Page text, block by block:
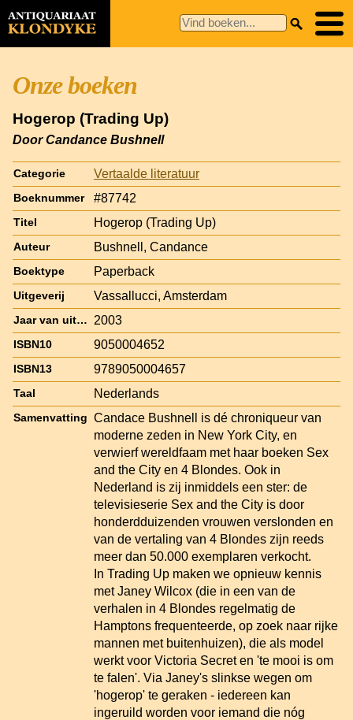
Onze boeken
Hogerop (Trading Up)
Door Candance Bushnell
Categorie Vertaalde literatuur
Boeknummer #87742
Titel Hogerop (Trading Up)
Auteur Bushnell, Candance
Boektype Paperback
Uitgeverij Vassallucci, Amsterdam
Jaar van uitgave 2003
ISBN10 9050004652
ISBN13 9789050004657
Taal Nederlands
Samenvatting Candace Bushnell is dé chroniqueur van
moderne zeden in New York City, en
verwierf wereldfaam met haar boeken Sex
and the City en 4 Blondes. Ook in
Nederland is zij inmiddels een ster: de
televisieserie Sex and the City is door
honderdduizenden vrouwen verslonden en
van de vertaling van 4 Blondes zijn reeds
meer dan 50.000 exemplaren verkocht.
In Trading Up maken we opnieuw kennis
met Janey Wilcox (die in een van de
verhalen in 4 Blondes regelmatig de
Hamptons frequenteerde, op zoek naar rijke
mannen met buitenhuizen), die als model
werkt voor Victoria Secret en 'te mooi is om
te falen'. Via Janey's slinkse wegen om
'hogerop' te geraken - iedereen kan
ingeruild worden voor iemand die nóg